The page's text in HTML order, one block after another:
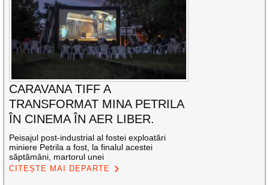
CARAVANA TIFF A
TRANSFORMAT MINA PETRILA
ÎN CINEMA ÎN AER LIBER.
Peisajul post-industrial al fostei exploatări
miniere Petrila a fost, la finalul acestei
săptămâni, martorul unei
CITEȘTE MAI DEPARTE